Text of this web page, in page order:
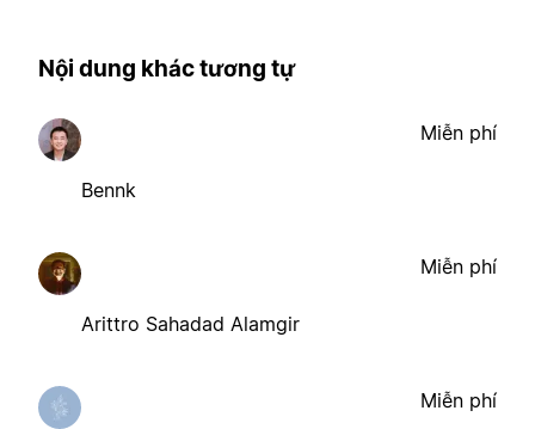
Nội dung khác tương tự
Bennk
Miễn phí
Arittro Sahadad Alamgir
Miễn phí
Miễn phí